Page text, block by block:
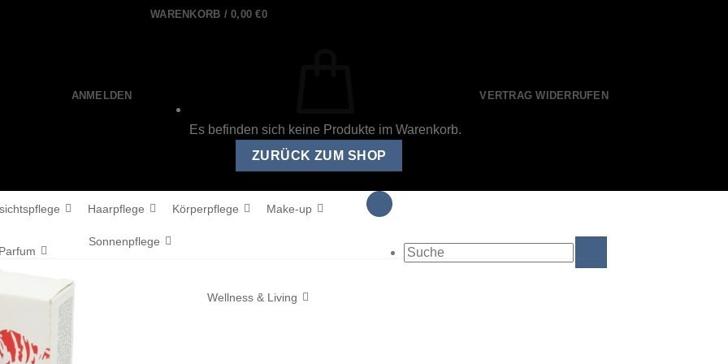
ANMELDEN
WARENKORB /0,00€0
Es befinden sich keine Produkte im Warenkorb.
ZURÜCK ZUM SHOP
VERTRAG WIDERRUFEN
Haarpflege Körperpflege Make-up
Parfum
Sonnenpflege
Wellness & Living
Suche